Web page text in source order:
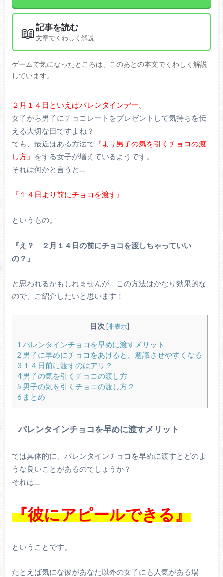
📖記事を読む
文章でくわしく解説
ゲームで気になったところは、このあとの本文でくわしく解説
しています。
２月１４日といえばバレンタインデー。
女子から男子にチョコレートをプレゼントして気持ちを伝
える大切な日ですよね？
でも、最近はある方法で『より男子の気を引くチョコの渡
し方』
をする女子が増えているようです。
それは何かと言うと…
『１４日より前にチョコを渡す』
というもの。
『え？ ２月１４日の前にチョコを渡しちゃっていい
の？』
と思われるかもしれませんが、この方法はかなり効果的な
ので、ご紹介したいと思います！
目次 [非表示]
1 バレンタインチョコを早めに渡すメリット
2 男子に早めにチョコをあげると、意識させやすくなる
3１４日前に渡すのはアリ？
4男子の気を引くチョコの渡し方
5 男子の気を引くチョコの渡し方２
6まとめ
バレンタインチョコを早めに渡すメリット
では具体的に、バレンタインチョコを早めに渡すとどのよ
うな良いことがあるのでしょうか？
それは…
『彼にアピールできる』
ということです。
たとえば気にな彼があなた以外の女子にも人気がある場